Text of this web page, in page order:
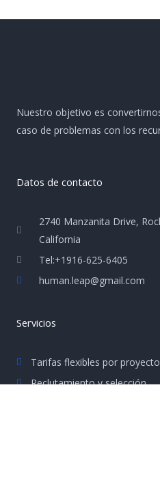
Nuestro objetivo es
caso de problemas con los
Datos de contacto
2740 Manzanita Drive,
California
Tel:+1916-625-6405
human.leap@gmail.com
Servicios
Tarifas flexibles por proyecto
Reclutamiento y selección